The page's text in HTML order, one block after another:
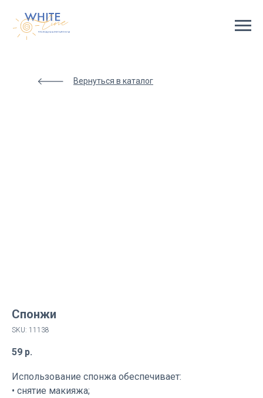
code
Вернуться в каталог
Спонжи
SKU: 11138
59 р.
Использование спонжа обеспечивает:
• снятие макияжа;